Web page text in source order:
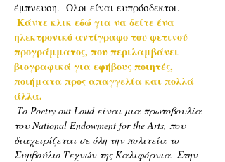
έμπνευση.  Ολοι είναι ευπρόσδεκτοι.
Κάντε κλικ εδώ για να δείτε ένα
ηλεκτρονικό αντίγραφο του φετινού
προγράμματος, που περιλαμβάνει
βιογραφικά για εφήβους ποιητές,
ποιήματα προς απαγγελία και πολλά
άλλα.
Το Poetry out Loud είναι μια πρωτοβουλία
του National Endowment for the Arts, που
διαχειρίζεται σε όλη την πολιτεία το
Συμβούλιο Τεχνών της Καλιφόρνια. Στην